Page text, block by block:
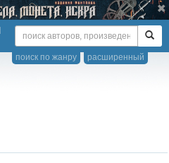
расширенный
поиск по жанру